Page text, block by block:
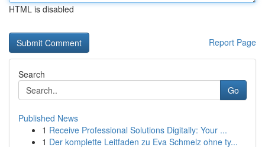
HTML is disabled
Report Page
Search
Go
Published News
1 Receive Professional Solutions Digitally: Your ...
1 Der komplette Leitfaden zu Eva Schmelz ohne ty...